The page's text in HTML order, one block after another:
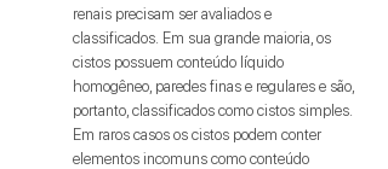
renais precisam ser avaliados e
classificados. Em sua grande maioria, os
cistos possuem conteúdo líquido
homogêneo, paredes finas e regulares e são,
portanto, classificados como cistos simples.
Em raros casos os cistos podem conter
elementos incomuns como conteúdo